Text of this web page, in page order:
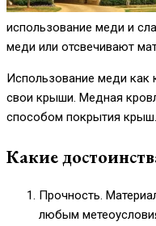
использование меди и
меди или отсвечивают
Использование меди как
свои крыши. Медная
способом покрытия крыш.
Какие
Прочность.
любым